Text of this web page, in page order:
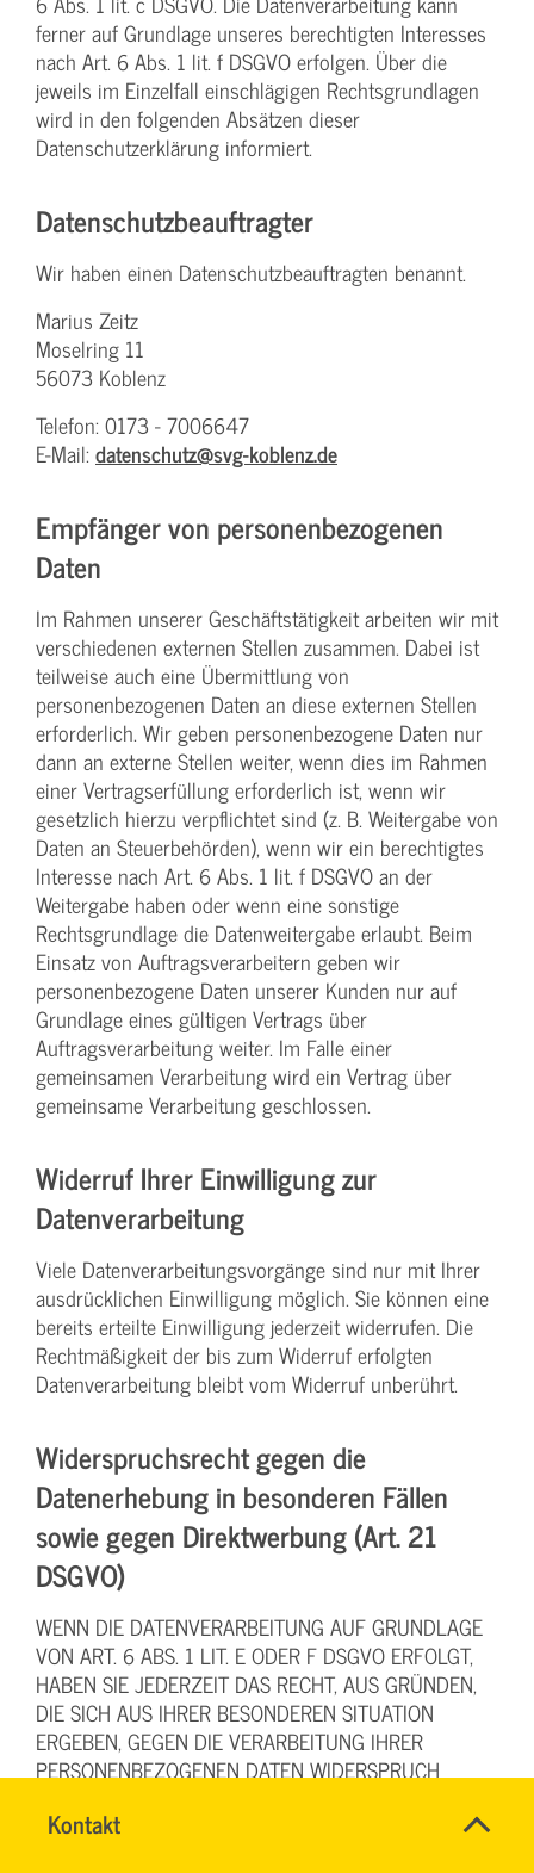
Kontakt
RONALD
Name*
ferner auf Grundlage unseres berechtigten Interesses
nach Art. 6 Abs. 1 lit. f DSGVO erfolgen. Über die
jeweils im Einzelfall einschlägigen Rechtsgrundlagen
wird in den folgenden Absätzen dieser
Datenschutzerklärung informiert.
Datenschutz­beauftragter
Wir haben einen Datenschutzbeauftragten benannt.
Marius Zeitz
Moselring 11
56073 Koblenz
Telefon: 0173 - 7006647
E-Mail: datenschutz@svg-koblenz.de
Empfänger von personenbezogenen
Daten
Im Rahmen unserer Geschäftstätigkeit arbeiten wir mit
verschiedenen externen Stellen zusammen. Dabei ist
teilweise auch eine Übermittlung von
personenbezogenen Daten an diese externen Stellen
erforderlich. Wir geben personenbezogene Daten nur
dann an externe Stellen weiter, wenn dies im Rahmen
einer Vertragserfüllung erforderlich ist, wenn wir
gesetzlich hierzu verpflichtet sind (z. B. Weitergabe von
Daten an Steuerbehörden), wenn wir ein berechtigtes
Interesse nach Art. 6 Abs. 1 lit. f DSGVO an der
Weitergabe haben oder wenn eine sonstige
Rechtsgrundlage die Datenweitergabe erlaubt. Beim
Einsatz von Auftragsverarbeitern geben wir
personenbezogene Daten unserer Kunden nur auf
Grundlage eines gültigen Vertrags über
Auftragsverarbeitung weiter. Im Falle einer
gemeinsamen Verarbeitung wird ein Vertrag über
gemeinsame Verarbeitung geschlossen.
Widerruf Ihrer Einwilligung zur
Datenverarbeitung
Viele Datenverarbeitungsvorgänge sind nur mit Ihrer
ausdrücklichen Einwilligung möglich. Sie können eine
bereits erteilte Einwilligung jederzeit widerrufen. Die
Rechtmäßigkeit der bis zum Widerruf erfolgten
Datenverarbeitung bleibt vom Widerruf unberührt.
Widerspruchsrecht gegen die
Datenerhebung in besonderen Fällen
sowie gegen Direktwerbung (Art. 21
DSGVO)
WENN DIE DATENVERARBEITUNG AUF GRUNDLAGE
VON ART. 6 ABS. 1 LIT. E ODER F DSGVO ERFOLGT,
HABEN SIE JEDERZEIT DAS RECHT, AUS GRÜNDEN,
DIE SICH AUS IHRER BESONDEREN SITUATION
ERGEBEN, GEGEN DIE VERARBEITUNG IHRER
PERSONENBEZOGENEN DATEN WIDERSPRUCH
BESTIMMUNGEN GESTÜTZTES PROFILING. DIE